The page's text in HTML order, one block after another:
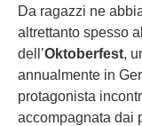
Da ragazzi ne
altrettanto spesso
dell’Oktoberfest,
annualmente in
protagonista
accompagnata dai